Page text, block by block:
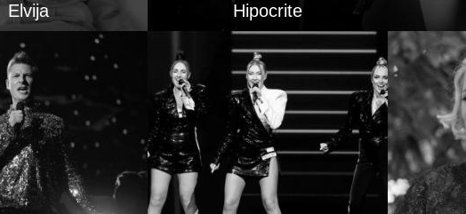
Elvija Hipocrite